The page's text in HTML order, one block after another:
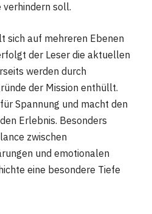
verhindern soll.
sich auf mehreren Ebenen
der Leser die aktuellen
werden durch
der Mission enthüllt.
Spannung und macht den
Erlebnis. Besonders
zwischen
und emotionalen
eine besondere Tiefe